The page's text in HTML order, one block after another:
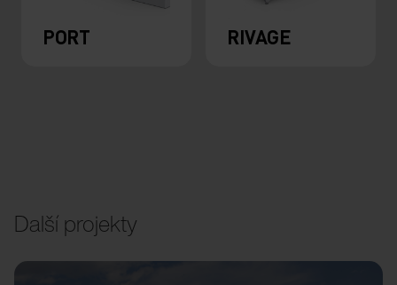
PORT RIVAGE
Další projekty